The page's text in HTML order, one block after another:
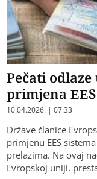
Pečati
primjena
10.04.2026. | 07:33
Države članice
primjenu EES
prelazima. Na ovaj
Evropskoj uniji,